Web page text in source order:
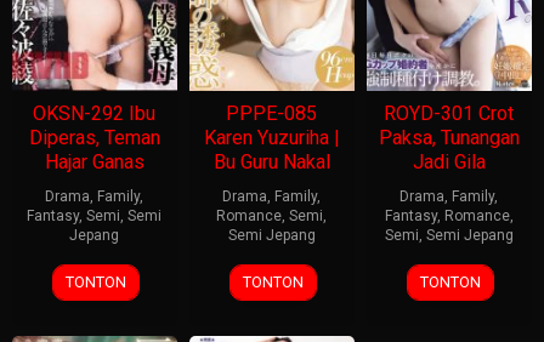
OKSN-292 Ibu
Diperas, Teman
Hajar Ganas
Drama, Family,
Fantasy,Semi,Semi
Jepang
TONTON
PPPE-085
Karen Yuzuriha |
Bu Guru Nakal
Drama, Family,
Romance,Semi,
Semi Jepang
TONTON
ROYD-301 Crot
Paksa, Tunangan
Jadi Gila
Drama, Family,
Fantasy, Romance,
Semi, Semi Jepang
TONTON